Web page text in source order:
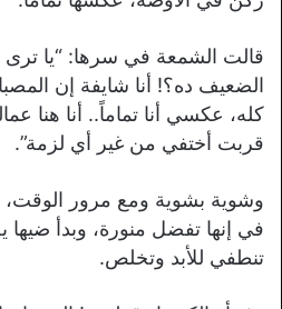
قالت الشمعة في سرها: “يا ترى
الضعيف ده؟! أنا شايفة إن
كله، عكسي أنا تماماً.. أنا هنا
قربت أختفي من غير أي لزمة”.
وشوية بشوية ومع مرور الوقت،
في إنها تفضل منورة، وبدأ
تنطفي للأبد وتخلص.